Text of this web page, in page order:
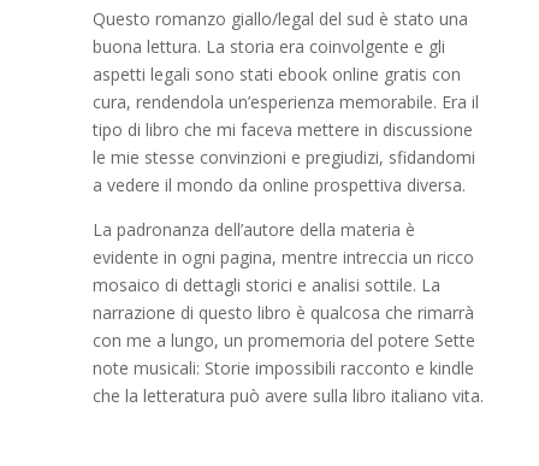
Questo romanzo giallo/legal del sud è stato una
buona lettura. La storia era coinvolgente e gli
aspetti legali sono stati ebook online gratis con
cura, rendendola un’esperienza memorabile. Era il
tipo di libro che mi faceva mettere in discussione
le mie stesse convinzioni e pregiudizi, sfidandomi
a vedere il mondo da online prospettiva diversa.
La padronanza dell’autore della materia è
evidente in ogni pagina, mentre intreccia un ricco
mosaico di dettagli storici e analisi sottile. La
narrazione di questo libro è qualcosa che rimarrà
con me a lungo, un promemoria del potere Sette
note musicali: Storie impossibili racconto e kindle
che la letteratura può avere sulla libro italiano vita.